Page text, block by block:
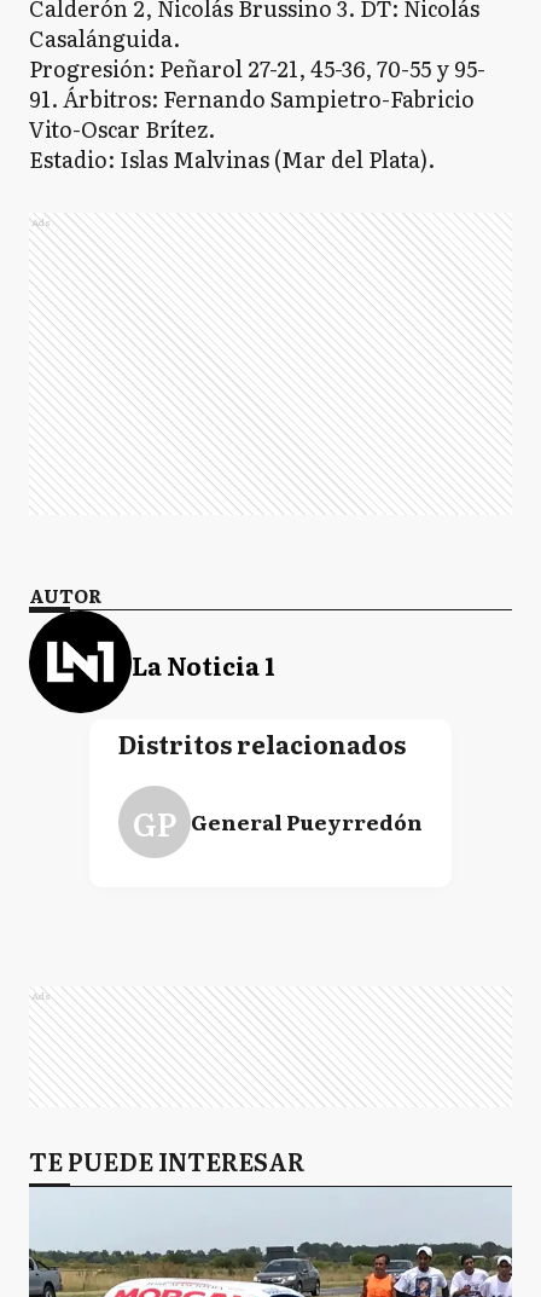
Calderón 2, Nicolás Brussino 3. DT: Nicolás
Casalánguida.
Progresión: Peñarol 27-21, 45-36, 70-55 y 95-
91. Árbitros: Fernando Sampietro-Fabricio
Vito-Oscar Brítez.
Estadio: Islas Malvinas (Mar del Plata).
Ads
AUTOR
La Noticia 1
Distritos relacionados
GP General Pueyrredón
Ads
TE PUEDE INTERESAR